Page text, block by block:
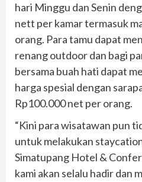
hari Minggu dan Senin
nett per kamar termasuk
orang. Para tamu dapat
renang outdoor dan bagi
bersama buah hati dapat
harga spesial dengan
Rp100.000 net per orang.
“Kini para wisatawan pun
untuk melakukan
Simatupang Hotel &
kami akan selalu hadir dan